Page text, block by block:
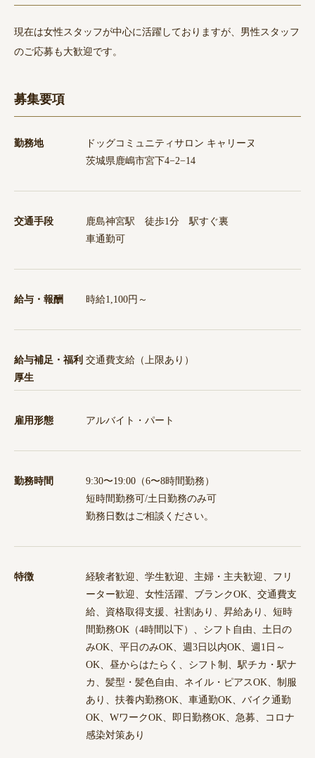
現在は女性スタッフが中心に活躍しておりますが、男性スタッフ
のご応募も大歓迎です。
募集要項
勤務地
ドッグコミュニティサロン キャリーヌ
茨城県鹿嶋市宮下4−2−14
交通手段
鹿島神宮駅 徒歩1分 駅すぐ裏
車通勤可
給与・報酬 時給1,100円～
給与補足・福利
厚生
交通費支給（上限あり）
雇用形態 アルバイト・パート
勤務時間
9:30〜19:00（6〜8時間勤務）
短時間勤務可/土日勤務のみ可
勤務日数はご相談ください。
特徴
経験者歓迎、学生歓迎、主婦・主夫歓迎、フリ
ーター歓迎、女性活躍、ブランクOK、交通費支
給、資格取得支援、社割あり、昇給あり、短時
間勤務OK（4時間以下）、シフト自由、土日の
みOK、平日のみOK、週3日以内OK、週1日～
OK、昼からはたらく、シフト制、駅チカ・駅ナ
カ、髪型・髪色自由、ネイル・ピアスOK、制服
あり、扶養内勤務OK、車通勤OK、バイク通勤
OK、WワークOK、即日勤務OK、急募、コロナ
感染対策あり